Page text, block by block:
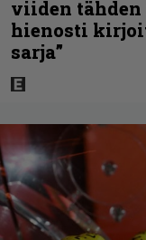
viiden tähden
hienosti
sarja”